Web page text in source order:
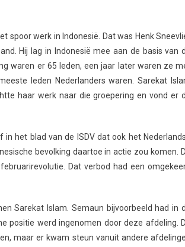
spoor werk in Indonesië. Dat was Henk
Hij lag in Indonesië mee aan de basis van
waren er 65 leden, een jaar later waren ze
leden Nederlanders waren. Sarekat
haar werk naar die groepering en vond er
het blad van de ISDV dat ook het
bevolking daartoe in actie zou komen.
Dat verbod had een
Sarekat Islam. Semaun bijvoorbeeld had in
positie werd ingenomen door deze afdeling.
maar er kwam steun vanuit andere